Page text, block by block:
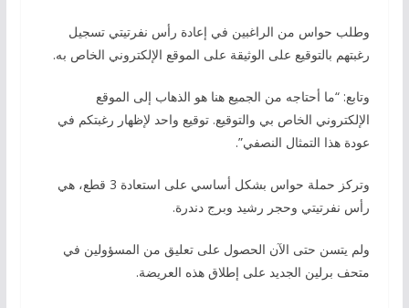
وطلب حواس من الراغبين في إعادة رأس نفرتيتي تسجيل
رغبتهم بالتوقيع على الوثيقة على الموقع الإلكتروني الخاص به.
وتابع: “ما أحتاجه من الجميع هنا هو الذهاب إلى الموقع
الإلكتروني الخاص بي والتوقيع. توقيع واحد لإظهار رغبتكم في
عودة هذا التمثال النصفي”.
وتركز حملة حواس بشكل أساسي على استعادة 3 قطع، هي
رأس نفرتيتي وحجر رشيد وبرج دندرة.
ولم يتسن حتى الآن الحصول على تعليق من المسؤولين في
متحف برلين الجديد على إطلاق هذه العريضة.